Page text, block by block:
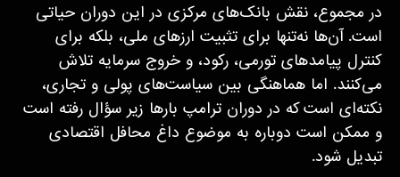
در مجموع، نقش بانک‌های مرکزی در این دوران حیاتی
است. آن‌ها نه‌تنها برای تثبیت ارزهای ملی، بلکه برای
کنترل پیامدهای تورمی، رکود، و خروج سرمایه تلاش
می‌کنند. اما هماهنگی بین سیاست‌های پولی و تجاری،
نکته‌ای است که در دوران ترامپ بارها زیر سؤال رفته است
و ممکن است دوباره به موضوع داغ محافل اقتصادی
تبدیل شود.